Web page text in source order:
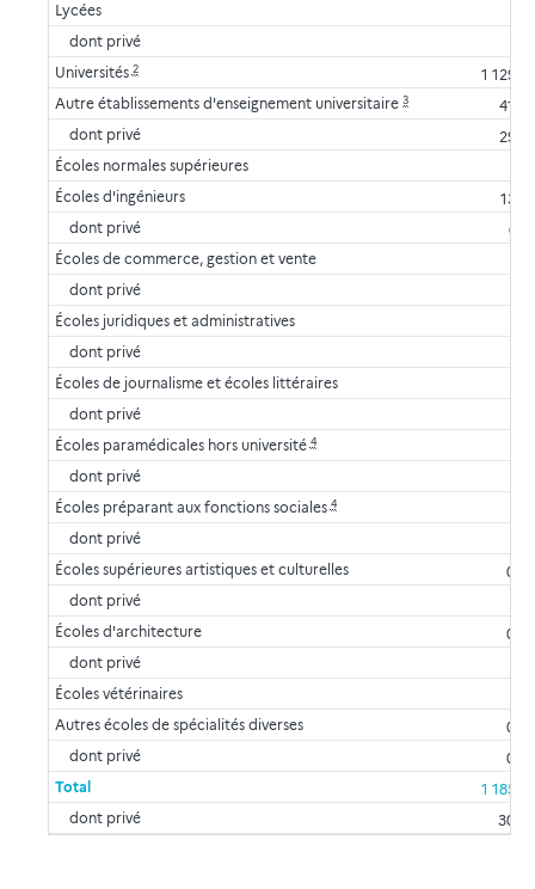
Lycées
dont privé
Universités2
1 129,0
Autre établissements d'enseignement universitaire 3
41,8
dont privé
29,6
Écoles normales supérieures
Écoles d'ingénieurs
13,3
dont privé
0,1
Écoles de commerce, gestion et vente
dont privé
Écoles juridiques et administratives
dont privé
Écoles de journalisme et écoles littéraires
dont privé
Écoles paramédicales hors université4
dont privé
Écoles préparant aux fonctions sociales4
dont privé
Écoles supérieures artistiques et culturelles
0,2
dont privé
Écoles d'architecture
0,5
dont privé
Écoles vétérinaires
Autres écoles de spécialités diverses
0,5
dont privé
0,5
Total
1 185,3
dont privé
30,2